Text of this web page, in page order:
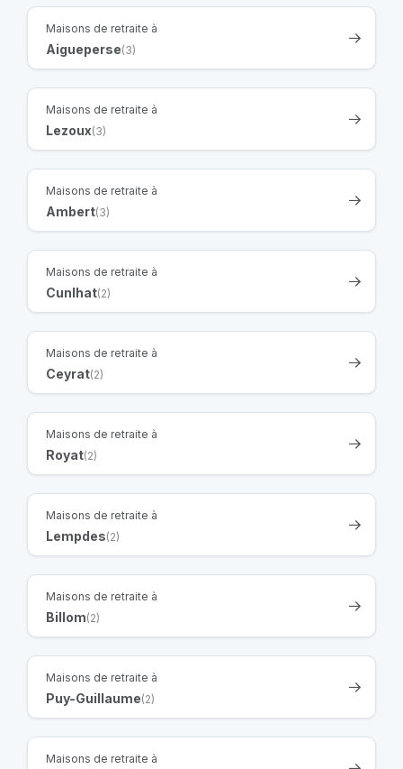
Maisons de retraite à
Aigueperse(3)
Maisons de retraite à
Lezoux(3)
Maisons de retraite à
Ambert(3)
Maisons de retraite à
Cunlhat(2)
Maisons de retraite à
Ceyrat(2)
Maisons de retraite à
Royat(2)
Maisons de retraite à
Lempdes(2)
Maisons de retraite à
Billom(2)
Maisons de retraite à
Puy-Guillaume(2)
Maisons de retraite à